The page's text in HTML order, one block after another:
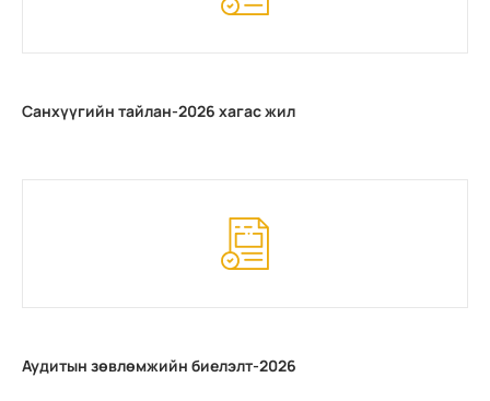
Санхүүгийн тайлан-2026 хагас жил
Аудитын зөвлөмжийн биелэлт-2026